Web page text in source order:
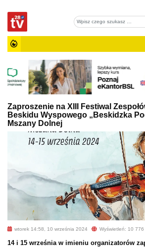
Zaproszenie na XIII Festiwal
Beskidu Wyspowego „Beskidzka
Mszany Dolnej
wtorek 14:58, 10 września 2024 Wyświetleń: 10 776
14 i 15 września w imieniu organizatorów